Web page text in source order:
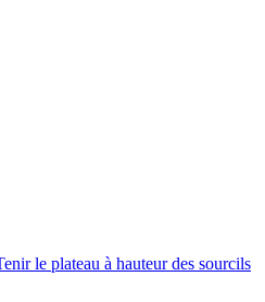
le plateau à hauteur des sourcils